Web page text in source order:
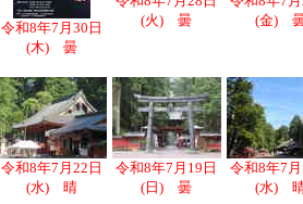
令和8年7月30日
(木) 曇
(火) 曇
(金)
令和8年7月22日
(水) 晴
令和8年7月19日
(日) 曇
令和8年7
(水)